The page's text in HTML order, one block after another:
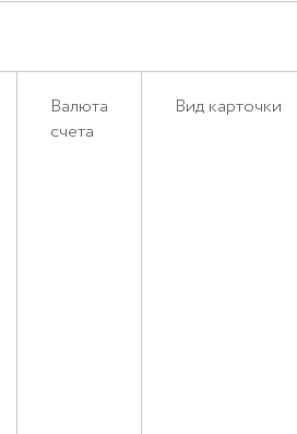
Валюта
счета
Вид карточки